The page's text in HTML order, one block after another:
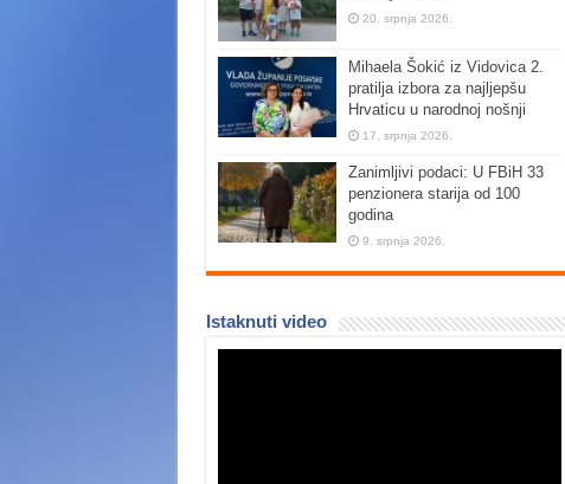
20. srpnja 2026.
Mihaela Šokić iz Vidovica 2.
pratilja izbora za najljepšu
Hrvaticu u narodnoj nošnji
17. srpnja 2026.
Zanimljivi podaci: U FBiH 33
penzionera starija od 100
godina
9. srpnja 2026.
Istaknuti video